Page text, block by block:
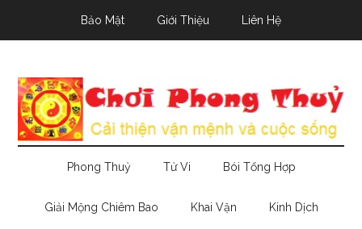
Bảo Mật Giới Thiệu Liên Hệ
Phong Thuỷ Tử Vi Bói Tổng Hợp
Giải Mộng Chiêm Bao Khai Vận Kinh Dịch